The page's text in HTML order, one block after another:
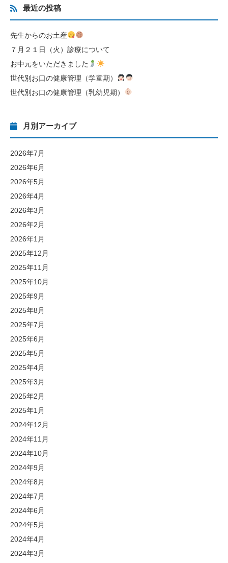
最近の投稿
先生からのお土産
７月２１日（火）診療について
お中元をいただきました
世代別お口の健康管理（学童期）
世代別お口の健康管理（乳幼児期）
月別アーカイブ
2026年7月
2026年6月
2026年5月
2026年4月
2026年3月
2026年2月
2026年1月
2025年12月
2025年11月
2025年10月
2025年9月
2025年8月
2025年7月
2025年6月
2025年5月
2025年4月
2025年3月
2025年2月
2025年1月
2024年12月
2024年11月
2024年10月
2024年9月
2024年8月
2024年7月
2024年6月
2024年5月
2024年4月
2024年3月